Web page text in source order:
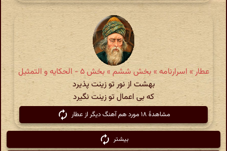
عطار » اسرارنامه » بخش ششم » بخش ۵ - الحکایه و التمثیل
بهشت از نور تو زینت پذیرد
که بی اعمال تو زینت نگیرد
مشاهدهٔ ۱۸ مورد هم آهنگ دیگر از عطار
بیشتر